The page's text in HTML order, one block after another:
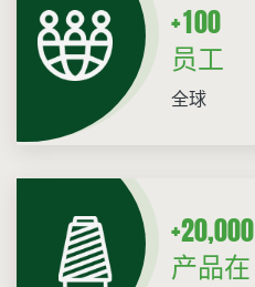
+100
员工
全球
+20,000
产品在